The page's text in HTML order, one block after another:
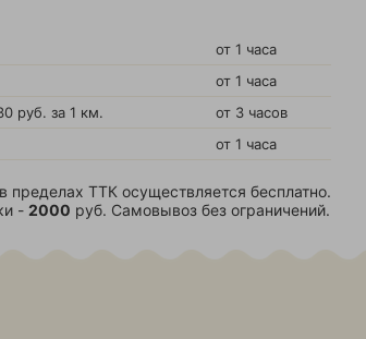
от 1 часа
от 1 часа
руб. за 1 км.
от 3 часов
от 1 часа
пределах ТТК осуществляется бесплатно.
- 2000 руб. Самовывоз без ограничений.